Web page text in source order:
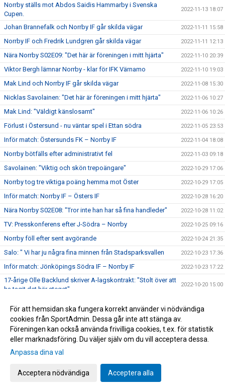
Norrby ställs mot Abdos Saidis Hammarby i Svenska
Cupen.
2022-11-13 18:07
Johan Brannefalk och Norrby IF går skilda vägar 2022-11-11 15:58
Norrby IF och Fredrik Lundgren går skilda vägar 2022-11-11 12:13
Nära Norrby S02E09: "Det här är föreningen i mitt hjärta" 2022-11-10 20:39
Viktor Bergh lämnar Norrby - klar för IFK Värnamo 2022-11-10 19:03
Mak Lind och Norrby IF går skilda vägar 2022-11-08 15:30
Nicklas Savolainen: "Det här är föreningen i mitt hjärta" 2022-11-06 10:27
Mak Lind: "Väldigt känslosamt" 2022-11-06 10:26
Förlust i Östersund - nu väntar spel i Ettan södra 2022-11-05 23:53
Inför match: Östersunds FK – Norrby IF 2022-11-04 18:08
Norrby bötfälls efter administrativt fel 2022-11-03 09:18
Savolainen: "Viktig och skön trepoängare" 2022-10-29 17:06
Norrby tog tre viktiga poäng hemma mot Öster 2022-10-29 17:05
Inför match: Norrby IF – Östers IF 2022-10-28 16:20
Nära Norrby S02E08: "Tror inte han har så fina handleder" 2022-10-28 11:02
TV: Presskonferens efter J-Södra – Norrby 2022-10-25 09:16
Norrby föll efter sent avgörande 2022-10-24 21:35
Salo: " Vi har ju några fina minnen från Stadsparksvallen 2022-10-23 17:36
Inför match: Jönköpings Södra IF – Norrby IF 2022-10-23 17:22
17-årige Olle Backlund skriver A-lagskontrakt: "Stolt över att
ha tagit det här steget"
2022-10-20 15:00
Inför match: Norrby IF – IF Brommapojkarna
Lördagens matchvärd: Stiftelsen Garissa 2022-10-14 13:32
Tung förlust i Västerås: "Blir fega"
TV: Matchsnack med Mak Lind
Inför match: Västerås SK – Norrby IF
För att hemsidan ska fungera korrekt använder vi nödvändiga
cookies från SportAdmin. Dessa går inte att stänga av.
Föreningen kan också använda frivilliga cookies, t.ex. för statistik
eller marknadsföring. Du väljer själv om du vill acceptera dessa.
Anpassa dina val
Acceptera nödvändiga Acceptera alla